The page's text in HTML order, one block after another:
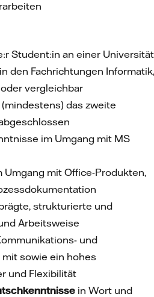
Student:in an einer Universität
den Fachrichtungen Informatik,
vergleichbar
das zweite
im Umgang mit MS
Umgang mit Office-Produkten,
strukturierte und
Arbeitsweise
und
sowie ein hohes
und Flexibilität
in Wort und